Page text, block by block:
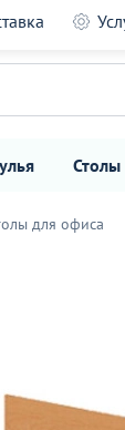
Столы
бук
для офиса